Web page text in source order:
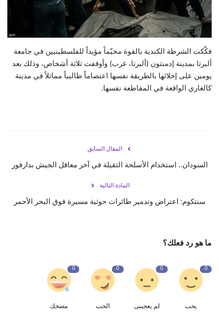
حياة
فكّكت الشرطة الكندية بالقوة مخيّماً مؤيداً للفلسطينيين في جامعة
ألبرتا بمدينة إدمنتون (ألبرتا، غرب) وأوقفت ثلاثة أشخاص، وذلك بعد
يومين على إخلائها بالطريقة نفسها اعتصاماً طالبياً مماثلاً في مدينة
كالغاري الواقعة في المقاطعة نفسها.
المقال السابق
السودان.. استخدام الأسلحة الثقيلة في آخر معاقل الجيش بدارفور
المادة التالية
سنتكوم: اعتراض وتدمير طائرات حوثية مسيرة فوق البحر الأحمر
ما هو رد فعلك؟
0
يحب
0
لم يعجبنى
0
الحب
0
مضحك